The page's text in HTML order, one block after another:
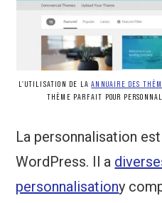
L'UTILISATION DE LAANNUAIRE DES
THÈME PARFAIT POUR
La personnalisation
WordPress. Il a
personnalisationy